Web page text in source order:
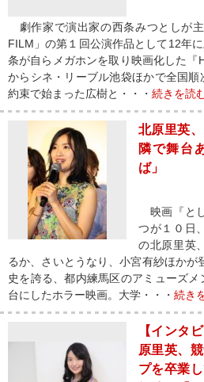
劇作家で演出家の西条みつとしが
FILM」の第１回公演作品として12年
条が自らメガホンを取り映画化した『
からシネ・リーブル池袋ほかで全国
約束で始まった広樹と・・・ 続きを読
北原里英
隣で舞台
ば」
映画『と
つが１０日
の北原里英
るか、さいとうなり、小宮有紗ほか
史を誇る、都内練馬区のアミューズ
台にしたホラー映画。大学・・・ 続き
【インタ
原里英、
プを卒業